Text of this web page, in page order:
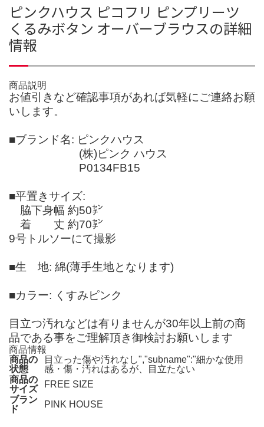
ピンクハウス ピコフリ ピンプリーツ
くるみボタン オーバーブラウスの詳細
情報
商品説明
お値引きなど確認事項があれば気軽にご連絡お願
いします。
■ブランド名: ピンクハウス
(株)ピンク ハウス
P0134FB15
■平置きサイズ:
脇下身幅 約50㌢
着 丈 約70㌢
9号トルソーにて撮影
■生 地: 綿(薄手生地となります)
■カラー: くすみピンク
目立つ汚れなどは有りませんが30年以上前の商
品である事をご理解頂き御検討お願いします
商品情報
商品の
状態
目立った傷や汚れなし","subname":"細かな使用
感・傷・汚れはあるが、目立たない
商品の
サイズ
FREE SIZE
ブラン
ド
PINK HOUSE